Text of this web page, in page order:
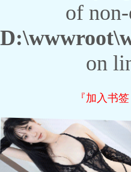
of
on
『加入书